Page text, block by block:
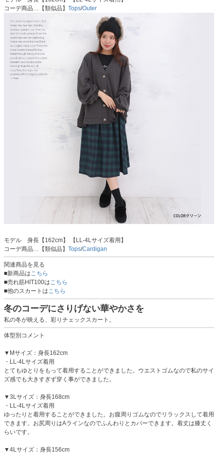
コーデ商品…【類似品】 Tops/Outer
モデル 身長【162cm】 【LL-4Lサイズ着用】
コーデ商品…【類似品】 Tops/Cardigan
関連商品を見る
■新商品は こちら
■売れ筋HIT100は こちら
■他のスカートは こちら
冬のコーデにさりげない華やかさを
私の冬が映える、彩りチェックスカート。
体型別コメント
▼Mサイズ：身長162cm
・LL-4Lサイズ着用
とてもゆとりをもって着用することができました。ウエストゴムなので私のサイ
ズ感でも大きすぎず穿く事ができました。
▼3Lサイズ：身長168cm
・LL-4Lサイズ着用
ゆったりと着用することができました。お腹周りゴムなのでリラックスして着用
できます。お尻周りはAラインなのでふんわりとカバーできます。着丈は膝丈く
らいです。
▼4Lサイズ：身長156cm